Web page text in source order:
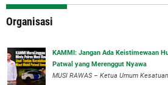
Organisasi
‎KAMMI: Jangan Ada Keistimewaan
Patwal yang Merenggut Nyawa
‎MUSI RAWAS – Ketua Umum